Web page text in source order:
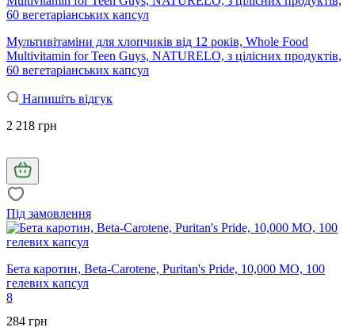
Мультивітаміни для хлопчиків від 12 років, Whole Food
Multivitamin for Teen Guys, NATURELO, з цілісних продуктів,
60 вегетаріанських капсул
Напишіть відгук
2 218 грн
Під замовлення
Бета каротин, Beta-Carotene, Puritan's Pride, 10,000 МО, 100
гелевих капсул
8
284 грн